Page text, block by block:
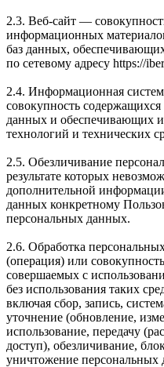
2.3. Веб-сайт —
информационных
баз данных,
по сетевому адресу https://
2.4. Информационная
совокупность
данных и обеспечивающих
технологий и технических
2.5. Обезличивание
результате которых
дополнительной
данных конкретному
персональных данных.
2.6. Обработка
(операция) или
совершаемых с
без использования таких
включая сбор, запись,
уточнение (обновление,
использование, передачу
доступ), обезличивание,
уничтожение персональных